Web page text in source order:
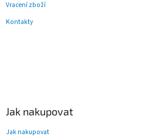
Vracení zboží
Kontakty
Jak nakupovat
Jak nakupovat